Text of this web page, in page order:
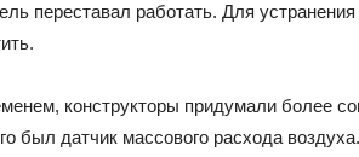
переставал работать. Для
конструкторы придумали более
был датчик массового расхода